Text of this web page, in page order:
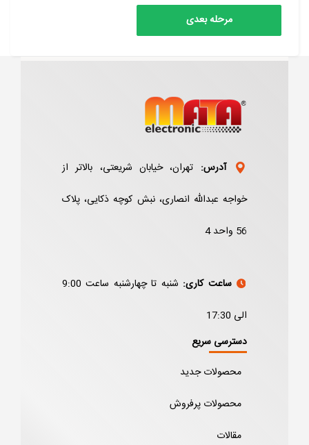
آدرس: تهران، خیابان شریعتی، بالاتر از
خواجه عبدالله انصاری، نبش کوچه ذکایی، پلاک
56 واحد 4
ساعت کاری:
شنبه تا چهارشنبه ساعت 9:00
الی 17:30
دسترسی سریع
محصولات جدید
محصولات پرفروش
مقالات